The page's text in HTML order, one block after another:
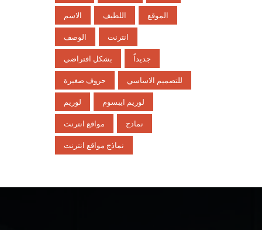
الاسم اللطيف الموقع
الوصف انترنت
بشكل افتراضي جديداً
حروف صغيرة للتصميم الاساسي
لوريم لوريم ايبسوم
مواقع انترنت نماذج
نماذج مواقع انترنت